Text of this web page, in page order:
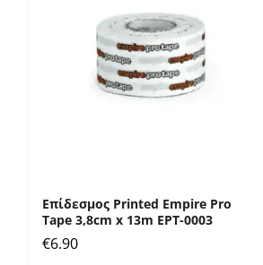
Επίδεσμος Printed Empire Pro
Tape 3,8cm x 13m EPT-0003
€6.90